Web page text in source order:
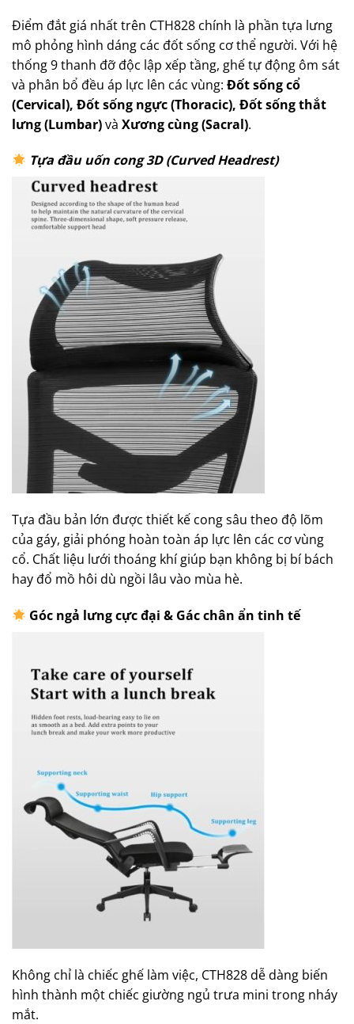
Điểm đắt giá nhất trên CTH828 chính là phần tựa lưng
mô phỏng hình dáng các đốt sống cơ thể người. Với hệ
thống 9 thanh đỡ độc lập xếp tầng, ghế tự động ôm sát
và phân bổ đều áp lực lên các vùng: Đốt sống cổ
(Cervical), Đốt sống ngực (Thoracic), Đốt sống thắt
lưng (Lumbar)và Xương cùng (Sacral).
Tựa đầu uốn cong 3D (Curved Headrest)
Tựa đầu bản lớn được thiết kế cong sâu theo độ lõm
của gáy, giải phóng hoàn toàn áp lực lên các cơ vùng
cổ. Chất liệu lưới thoáng khí giúp bạn không bị bí bách
hay đổ mồ hôi dù ngồi lâu vào mùa hè.
Góc ngả lưng cực đại & Gác chân ẩn tinh tế
Không chỉ là chiếc ghế làm việc, CTH828 dễ dàng biến
hình thành một chiếc giường ngủ trưa mini trong nháy
mắt.